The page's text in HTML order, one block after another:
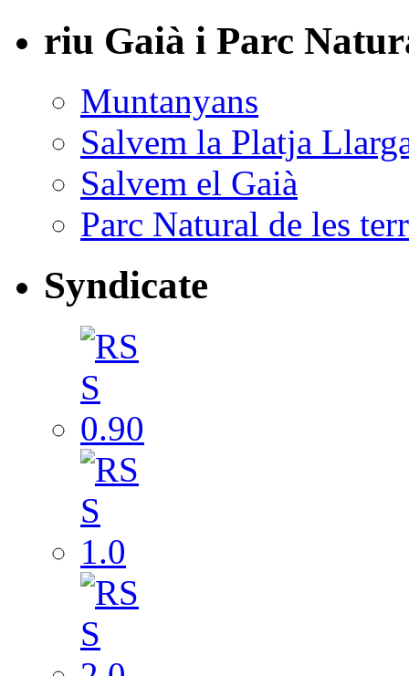
riu Gaià i Parc
Muntanyans
Salvem la Platja
Salvem el Gaià
Parc Natural de les
Syndicate